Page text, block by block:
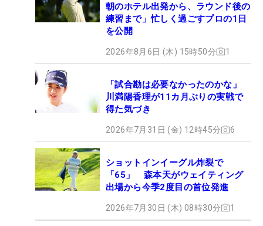
朝のホテル出発から、ラウンド後の
練習まで」忙しく過ごすプロの1日
を公開
2026年8月6日 (木) 15時50分 1
「試合勘は必要なかったのかな」
川満陽香理が11カ月ぶりの実戦で
得た気づき
2026年7月31日 (金) 12時45分 6
ショットインイーグル炸裂で
「65」 森本天がウェイティング
出場から今季2度目の首位発進
2026年7月30日 (木) 08時30分 1